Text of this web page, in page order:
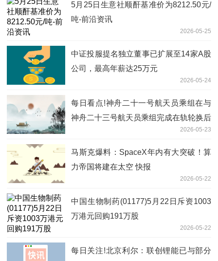
5月25日生意社顺酐基准价为8212.50元/
吨-前沿资讯
2026-05-25
中证投服提名独立董事已扩展至14家A股
公司，最高年薪达25万元
2026-05-24
每日看点!神舟二十一号航天员乘组在与
神舟二十三号航天员乘组完成在轨轮换后
2026-05-23
马斯克爆料：SpaceX年内有大突破！算
力帝国将建在太空 快报
2026-05-22
中国生物制药(01177)5月22日斥资1003
万港元回购191万股
2026-05-22
每日关注!北京利尔：联创锂能已与部分